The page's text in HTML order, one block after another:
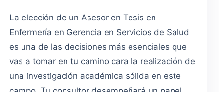
La elección de un Asesor en Tesis en
Enfermería en Gerencia en Servicios de Salud
es una de las decisiones más esenciales que
vas a tomar en tu camino cara la realización de
una investigación académica sólida en este